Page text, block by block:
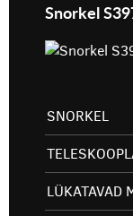
Snorkel
SNORKEL
LÜKATAVAD